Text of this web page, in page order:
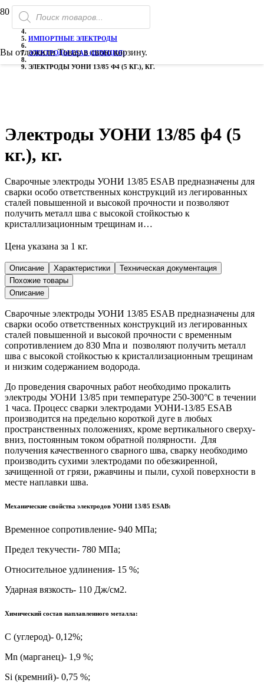
Поиск
товаров
Вы отложилиТоварв свою корзину.
ЭЛЕКТРОДЫ СВАРОЧНЫЕ
ИМПОРТНЫЕ ЭЛЕКТРОДЫ
ЭЛЕКТРОДЫ ESAB (ШВЕЦИЯ)
ЭЛЕКТРОДЫ УОНИ 13/85 Ф4 (5 КГ.), КГ.
Электроды УОНИ 13/85 ф4 (5
кг.), кг.
Сварочные электроды УОНИ 13/85 ESAB предназначены для
сварки особо ответственных конструкций из легированных
сталей повышенной и высокой прочности и позволяют
получить металл шва с высокой стойкостью к
кристаллизационным трещинам и…
Цена указана за 1 кг.
Описание Характеристики
Техническая документация
Похожие товары
Описание
Сварочные электроды УОНИ 13/85 ESAB предназначены для
сварки особо ответственных конструкций из легированных
сталей повышенной и высокой прочности с временным
сопротивлением до 830 Мпа и позволяют получить металл
шва с высокой стойкостью к кристаллизационным трещинам
и низким содержанием водорода.
До проведения сварочных работ необходимо прокалить
электроды УОНИ 13/85 при температуре 250-300°С в течении
1 часа. Процесс сварки электродами УОНИ-13/85 ESAB
производится на предельно короткой дуге в любых
пространственных положениях, кроме вертикального сверху-
вниз, постоянным током обратной полярности. Для
получения качественного сварного шва, сварку необходимо
производить сухими электродами по обезжиренной,
зачищенной от грязи, ржавчины и пыли, сухой поверхности в
месте наплавки шва.
Механические свойства электродов УОНИ 13/85 ESAB:
Временное сопротивление- 940 МПа;
Предел текучести- 780 МПа;
Относительное удлинения- 15 %;
Ударная вязкость- 110 Дж/см2.
Химический состав наплавленного металла:
С (углерод)- 0,12%;
Mn (марганец)- 1,9 %;
Si (кремний)- 0,75 %;
РАСПРОДАЖА!
РАСПРОДАЖА!
РАСПРОДАЖА!